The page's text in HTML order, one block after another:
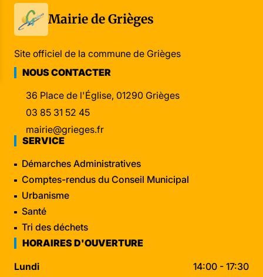
Mairie de Grièges
Site officiel de la commune de Grièges
NOUS CONTACTER
36 Place de l'Église, 01290 Grièges
03 85 31 52 45
mairie@grieges.fr
SERVICE
Démarches Administratives
Comptes-rendus du Conseil Municipal
Urbanisme
Santé
Tri des déchets
HORAIRES D'OUVERTURE
Lundi
14:00 - 17:30